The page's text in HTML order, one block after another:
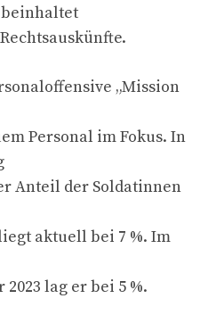
beinhaltet
„Mission
Personal im Fokus. In
Anteil der Soldatinnen
aktuell bei 7 %. Im
lag er bei 5 %.